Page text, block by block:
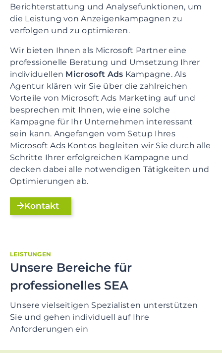
Berichterstattung und Analysefunktionen, um
die Leistung von Anzeigenkampagnen zu
verfolgen und zu optimieren.
Wir bieten Ihnen als Microsoft Partner eine
professionelle Beratung und Umsetzung Ihrer
individuellen Microsoft Ads Kampagne. Als
Agentur klären wir Sie über die zahlreichen
Vorteile von Microsoft Ads Marketing auf und
besprechen mit Ihnen, wie eine solche
Kampagne für Ihr Unternehmen interessant
sein kann. Angefangen vom Setup Ihres
Microsoft Ads Kontos begleiten wir Sie durch alle
Schritte Ihrer erfolgreichen Kampagne und
decken dabei alle notwendigen Tätigkeiten und
Optimierungen ab.
Kontakt
LEISTUNGEN
Unsere Bereiche für
professionelles SEA
Unsere vielseitigen Spezialisten unterstützen
Sie und gehen individuell auf Ihre
Anforderungen ein